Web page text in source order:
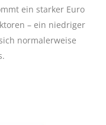
ein starker Euro
– ein niedriger
normalerweise